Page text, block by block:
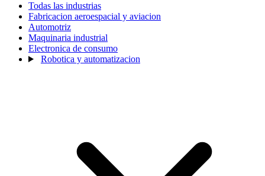
Todas las industrias
Fabricacion aeroespacial y aviacion
Automotriz
Maquinaria industrial
Electronica de consumo
Robotica y automatizacion